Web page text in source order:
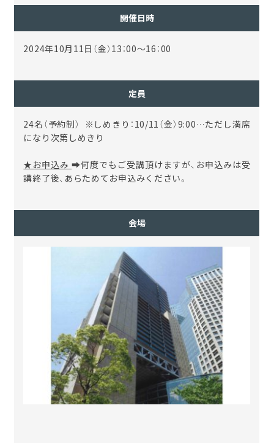
開催日時
2024年10月11日（金）13：00～16：00
定員
24名（予約制） ※しめきり：10/11（金）9:00…ただし満席
になり次第しめきり
★お申込み➡何度でもご受講頂けますが、お申込みは受
講終了後、あらためてお申込みください。
会場